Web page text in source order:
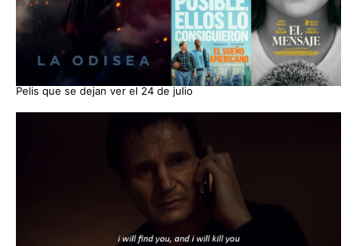
Pelis que se dejan ver el 24 de julio